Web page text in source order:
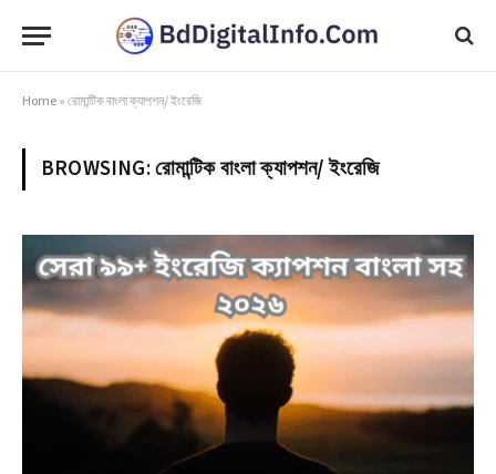
Home»রোমান্টিক বাংলা ক্যাপশন/ ইংরেজি
BROWSING:রোমান্টিক বাংলা ক্যাপশন/ ইংরেজি